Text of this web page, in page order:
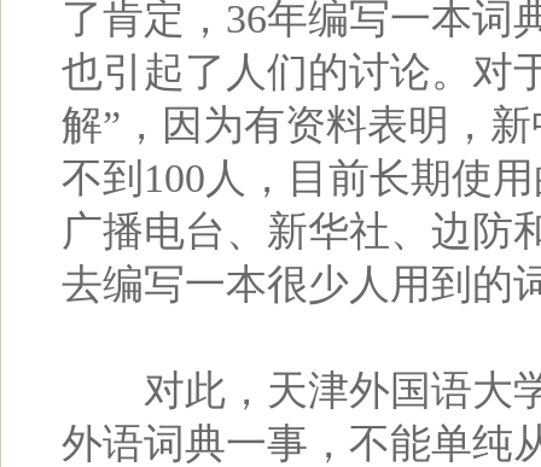
了肯定，36年编写一本词
也引起了人们的讨论。对
解”，因为有资料表明，
不到100人，目前长期使
广播电台、新华社、边防
去编写一本很少人用到的
对此，天津外国语大学
外语词典一事，不能单纯